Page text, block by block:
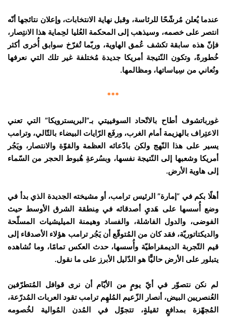
عندما يُعلن مُرشّحًا للرئاسة، وقبل نهاية الانتخابات، وإعلان نتائجها أنّه
انتصر على خصمه، وسيذهب إلى المحكمة العُليا لحِماية هذا الانتِصار،
فإنّ هذه سابقة تكشف عُمق الهاوية، وربّما تُفرّخ سوابق أُخرى أكثر
خُطورةً، وتكون النّتيجة أمريكا جديدة مُختلفة غير تلك التي نعرفها
ونُعاني من سِياساتها، ومظالمها.
***
غورباتشوف أطاح بالاتّحاد السوفييتي بـ”البريسترويكا” التي تعني
الاعتِراف بالهزيمة أمام الغرب، ورفَع الرّايات البيضاء بالتّالي، وترامب
يسير على هذا النّهج ولكن بادّعائه العظمة والقوّة والانتصار، ويَجُر
أمريكا وشعبها إلى النّتيجة نفسها، وبسُرعةِ هُبوط الحجر من السّماء
إلى هاوية الأرض.
أهلًا بكم في “إمارة” الرئيس ترامب، أو مشيخته الجديدة الذي بدأ في
وضع أُسسها على هَديِ أصدقائه في مِنطقة الشرق الأوسط حيث
الفوضى، والدول الفاشلة، والفساد وهيمنة الميليشيات المسلّحة
والديكتاتوريّة، فقد كان من المُتوقّع أن يَجُر ترامب هؤلاء الأصدقاء إلى
قيم التّجربة الديمقراطيّة وأُسسها، حدث العكس تمامًا، وما نُشاهده
يتبلور على الأرض حاليًّا هو الدّليل الأبرز على ما نقول.
لم نكن نتصوّر في أيّ يومٍ من الأيّام أن نرى قوافل المُتطرّفين
العُنصريين البيض، أنصار الزّعيم المُلهِم ترامب تقود العربات المُدرّعة،
المُجهّزة بمدافعٍ ثقيلةٍ، تتجوّل في المُدن المُوالية لخُصومه